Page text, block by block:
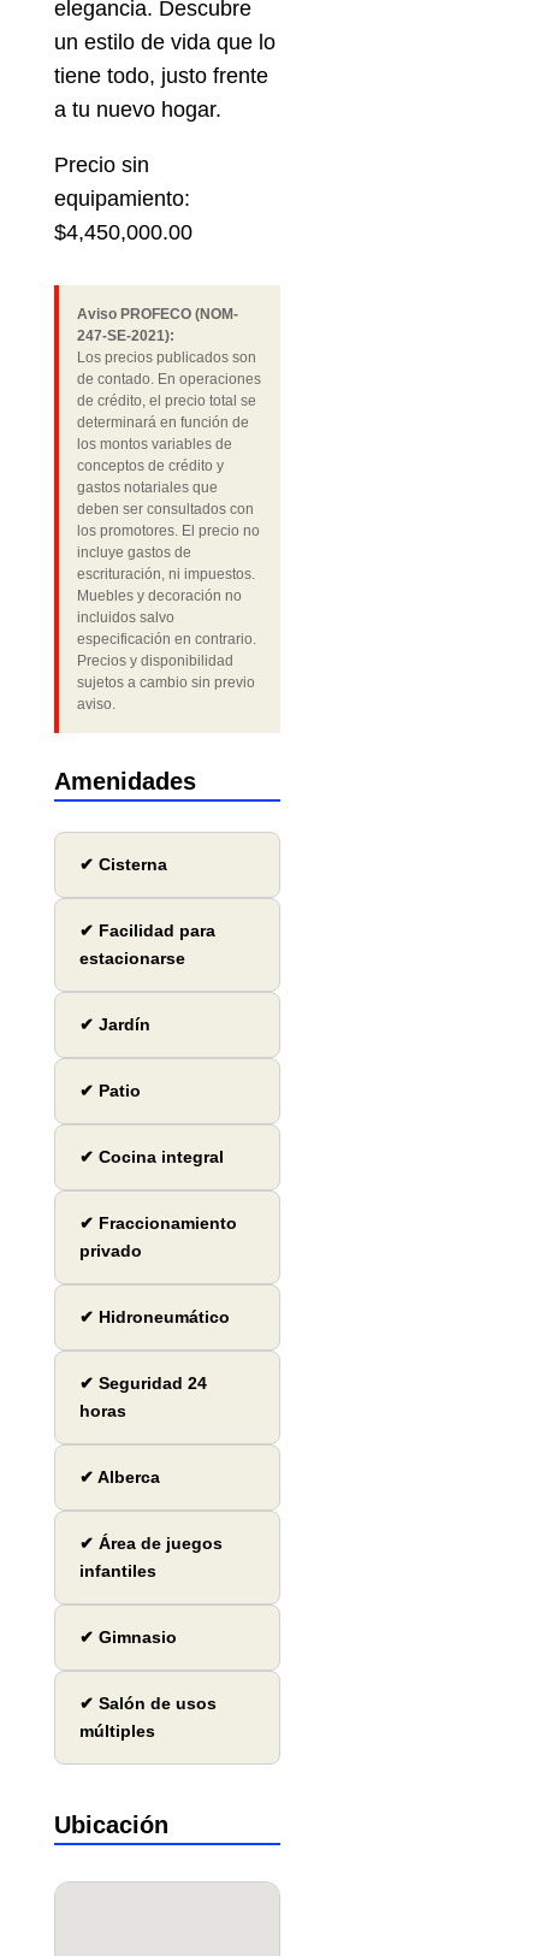
elegancia. Descubre
un estilo de vida que lo
tiene todo, justo frente
a tu nuevo hogar.
Precio sin
equipamiento:
$4,450,000.00
Aviso PROFECO (NOM-
247-SE-2021):
Los precios publicados son
de contado. En operaciones
de crédito, el precio total se
determinará en función de
los montos variables de
conceptos de crédito y
gastos notariales que
deben ser consultados con
los promotores. El precio no
incluye gastos de
escrituración, ni impuestos.
Muebles y decoración no
incluidos salvo
especificación en contrario.
Precios y disponibilidad
sujetos a cambio sin previo
aviso.
Amenidades
✔ Cisterna
✔ Facilidad para
estacionarse
✔ Jardín
✔ Patio
✔ Cocina integral
✔ Fraccionamiento
privado
✔ Hidroneumático
✔ Seguridad 24
horas
✔ Alberca
✔ Área de juegos
infantiles
✔ Gimnasio
✔ Salón de usos
múltiples
Ubicación